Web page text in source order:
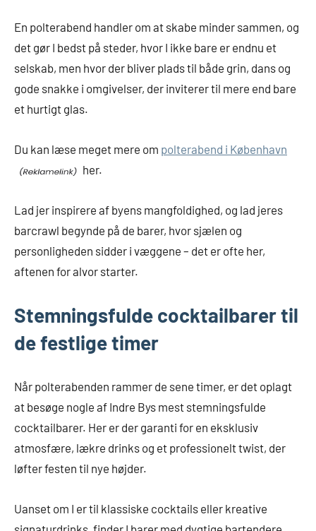
En polterabend handler om at skabe minder sammen, og
det gør I bedst på steder, hvor I ikke bare er endnu et
selskab, men hvor der bliver plads til både grin, dans og
gode snakke i omgivelser, der inviterer til mere end bare
et hurtigt glas.
Du kan læse meget mere om polterabend i København
her.
Lad jer inspirere af byens mangfoldighed, og lad jeres
barcrawl begynde på de barer, hvor sjælen og
personligheden sidder i væggene – det er ofte her,
aftenen for alvor starter.
Stemningsfulde cocktailbarer til
de festlige timer
Når polterabenden rammer de sene timer, er det oplagt
at besøge nogle af Indre Bys mest stemningsfulde
cocktailbarer. Her er der garanti for en eksklusiv
atmosfære, lækre drinks og et professionelt twist, der
løfter festen til nye højder.
Uanset om I er til klassiske cocktails eller kreative